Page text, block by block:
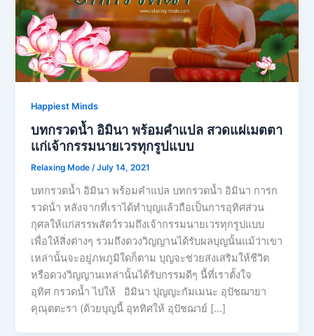
Happiest Minds
บทกรวดน้ำ อิมินา พร้อมคำแปล สวดแผ่เมตตา
เเก่เจ้ากรรมนายเวรทุกรูปแบบ
Relaxing Mode/July 14, 2021
บทกรวดน้ำ อิมินา พร้อมคำแปล บทกรวดน้ำ อิมินา การก
รวดน้ํา หลังจากที่เราได้ทำบุญแล้วถือเป็นการอุทิศส่วน
กุศลให้แก่สรรพสัตว์รวมถึงเจ้ากรรมนายเวรทุกรูปแบบ
เพื่อให้สิ่งต่างๆ รวมถึงดวงวิญญานได้รับผลบุญนั้นแม้ว่าเขา
เหล่านั้นจะอยู่ภพภูมิใดก็ตาม บุญจะช่วยส่งเสริมให้ชีวิต
หรือดวงวิญญานเหล่านั้นได้รับกรรมดีๆ นี้ที่เราตั้งใจ
อุทิศ กรวดน้ำ ไปให้ อิมินา ปุญญะกัมเมนะ อุปัชฌายา
คุณุตตะรา (ด้วยบุญนี้ อุททิศให้ อุปัชฌาย์ […]